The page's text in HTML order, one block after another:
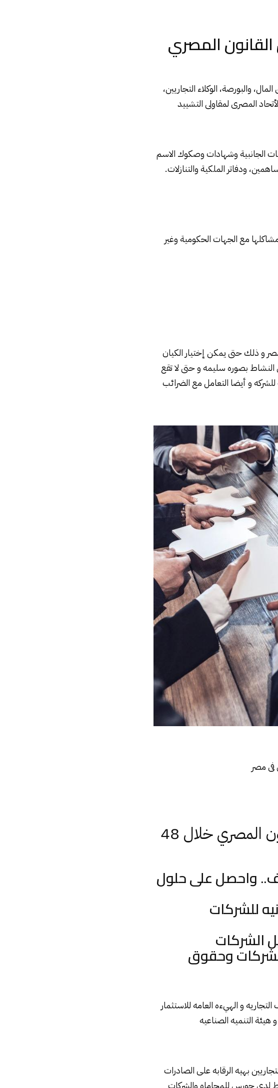
المصري
والبورصة، الوكلاء التجاريين،
المصرى لمقاولى التشييد
الجانبية وشهادات وصكوك الاسم
ودفاتر الملكية والتنازلات.
مع الجهات الحكومية وغير
و ذلك حتى يمكن إختيار الكيان
بصوره سليمه و حتى لا تقع
للشركه و أيضا التعامل مع الضرائب
مصر
تأسيس الشركات بكافة بأنواعها وفق القانون المصري خلال 48
واحصل على حلول
للشركات
الشركات
وحقوق
و الهيءه العامه للاستثمار
هيئة التنميه الصناعيه
بهيه الرقابه على الصادرات